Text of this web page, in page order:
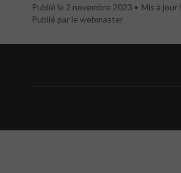
Publié le 2 novembre 2023
Mis à jour
Publié par le webmaster